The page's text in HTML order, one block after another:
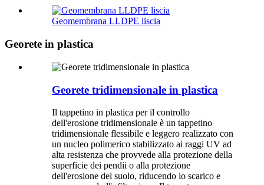
Geomembrana LLDPE liscia
Georete in plastica
Georete tridimensionale in plastica
Il tappetino in plastica per il controllo
dell'erosione tridimensionale è un tappetino
tridimensionale flessibile e leggero realizzato con
un nucleo polimerico stabilizzato ai raggi UV ad
alta resistenza che provvede alla protezione della
superficie dei pendii o alla protezione
dell'erosione del suolo, riducendo lo scarico e